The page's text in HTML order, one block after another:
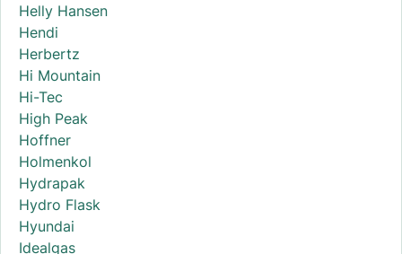
Helly Hansen
Hendi
Herbertz
Hi Mountain
Hi-Tec
High Peak
Hoffner
Holmenkol
Hydrapak
Hydro Flask
Hyundai
Idealgas